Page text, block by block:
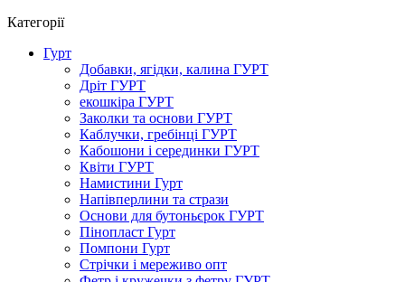
Категорії
Гурт
Добавки, ягідки, калина ГУРТ
Дріт ГУРТ
екошкіра ГУРТ
Заколки та основи ГУРТ
Каблучки, гребінці ГУРТ
Кабошони і серединки ГУРТ
Квіти ГУРТ
Намистини Гурт
Напівперлини та стрази
Основи для бутоньєрок ГУРТ
Пінопласт Гурт
Помпони Гурт
Стрічки і мереживо опт